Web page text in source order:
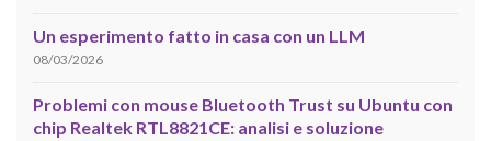
Un esperimento fatto in casa con un LLM
08/03/2026
Problemi con mouse Bluetooth Trust su Ubuntu con
chip Realtek RTL8821CE: analisi e soluzione